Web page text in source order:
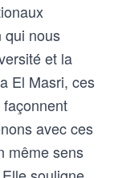
qui nous
et la
El Masri, ces
avec ces
même sens